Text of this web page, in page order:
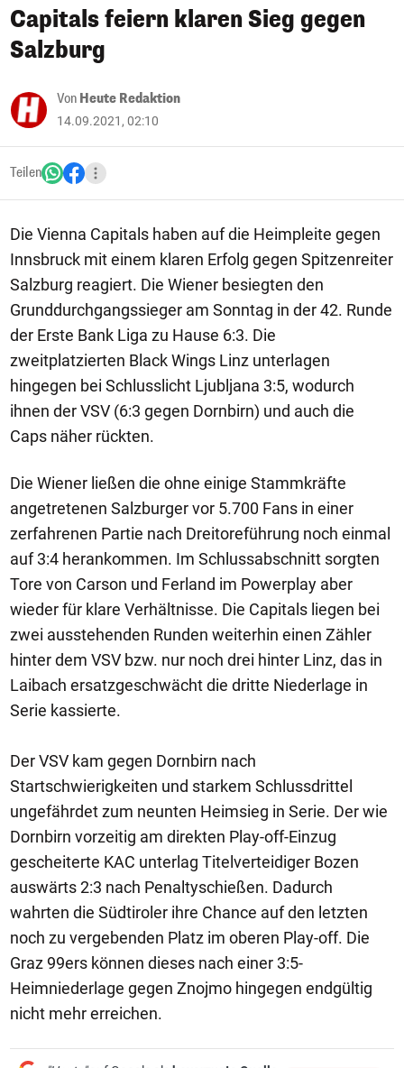
Capitals feiern klaren Sieg gegen
Salzburg
Von Heute Redaktion
14.09.2021, 02:10
Teilen
Die Vienna Capitals haben auf die Heimpleite gegen
Innsbruck mit einem klaren Erfolg gegen Spitzenreiter
Salzburg reagiert. Die Wiener besiegten den
Grunddurchgangssieger am Sonntag in der 42. Runde
der Erste Bank Liga zu Hause 6:3. Die
zweitplatzierten Black Wings Linz unterlagen
hingegen bei Schlusslicht Ljubljana 3:5, wodurch
ihnen der VSV (6:3 gegen Dornbirn) und auch die
Caps näher rückten.
Die Wiener ließen die ohne einige Stammkräfte
angetretenen Salzburger vor 5.700 Fans in einer
zerfahrenen Partie nach Dreitoreführung noch einmal
auf 3:4 herankommen. Im Schlussabschnitt sorgten
Tore von Carson und Ferland im Powerplay aber
wieder für klare Verhältnisse. Die Capitals liegen bei
zwei ausstehenden Runden weiterhin einen Zähler
hinter dem VSV bzw. nur noch drei hinter Linz, das in
Laibach ersatzgeschwächt die dritte Niederlage in
Serie kassierte.
Der VSV kam gegen Dornbirn nach
Startschwierigkeiten und starkem Schlussdrittel
ungefährdet zum neunten Heimsieg in Serie. Der wie
Dornbirn vorzeitig am direkten Play-off-Einzug
gescheiterte KAC unterlag Titelverteidiger Bozen
auswärts 2:3 nach Penaltyschießen. Dadurch
wahrten die Südtiroler ihre Chance auf den letzten
noch zu vergebenden Platz im oberen Play-off. Die
Graz 99ers können dieses nach einer 3:5-
Heimniederlage gegen Znojmo hingegen endgültig
nicht mehr erreichen.